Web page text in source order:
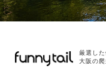
厳選し
大阪の爬